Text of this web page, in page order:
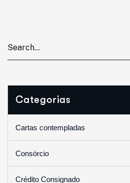
Categorias
Cartas contempladas
Consórcio
Crédito Consignado